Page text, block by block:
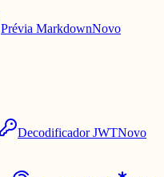
Prévia MarkdownNovo
Decodificador JWTNovo